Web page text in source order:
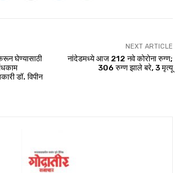
घेण्यासाठी
डॉ. विपीन
NEXT ARTICLE
नांदेडमध्ये आज 212 नवे कोरोना रुग्ण;
306 रुग्ण झाले बरे, 3 मृत्यू